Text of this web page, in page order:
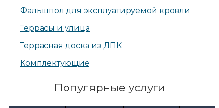
Фальшпол для эксплуатируемой кровли
Террасы и улица
Террасная доска из ДПК
Комплектующие
Популярные услуги